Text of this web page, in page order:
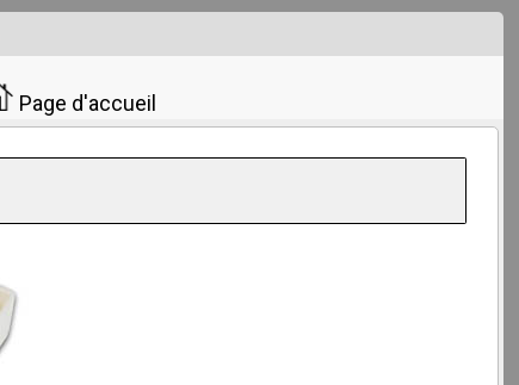
Page d'accueil